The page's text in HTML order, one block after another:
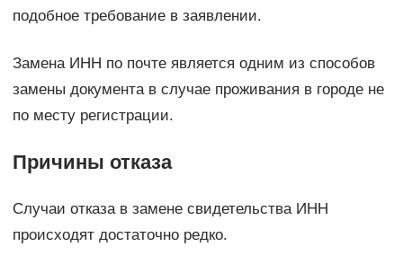
подобное требование в заявлении.
Замена ИНН по почте является одним из способов
замены документа в случае проживания в городе не
по месту регистрации.
Причины отказа
Случаи отказа в замене свидетельства ИНН
происходят достаточно редко.